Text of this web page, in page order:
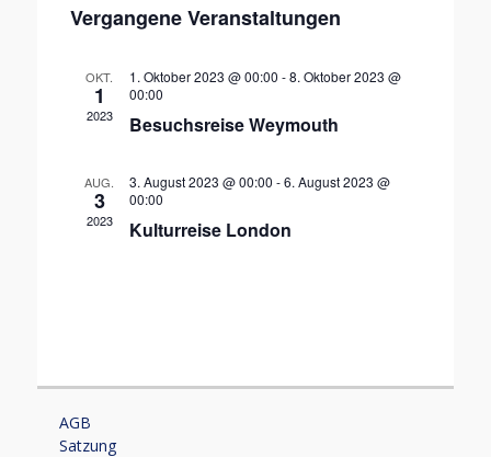
Vergangene Veranstaltungen
OKT.
1
2023
1. Oktober 2023 @ 00:00 -8. Oktober 2023 @
00:00
Besuchsreise Weymouth
AUG.
3
2023
3. August 2023 @ 00:00 -6. August 2023 @
00:00
Kulturreise London
AGB
Satzung